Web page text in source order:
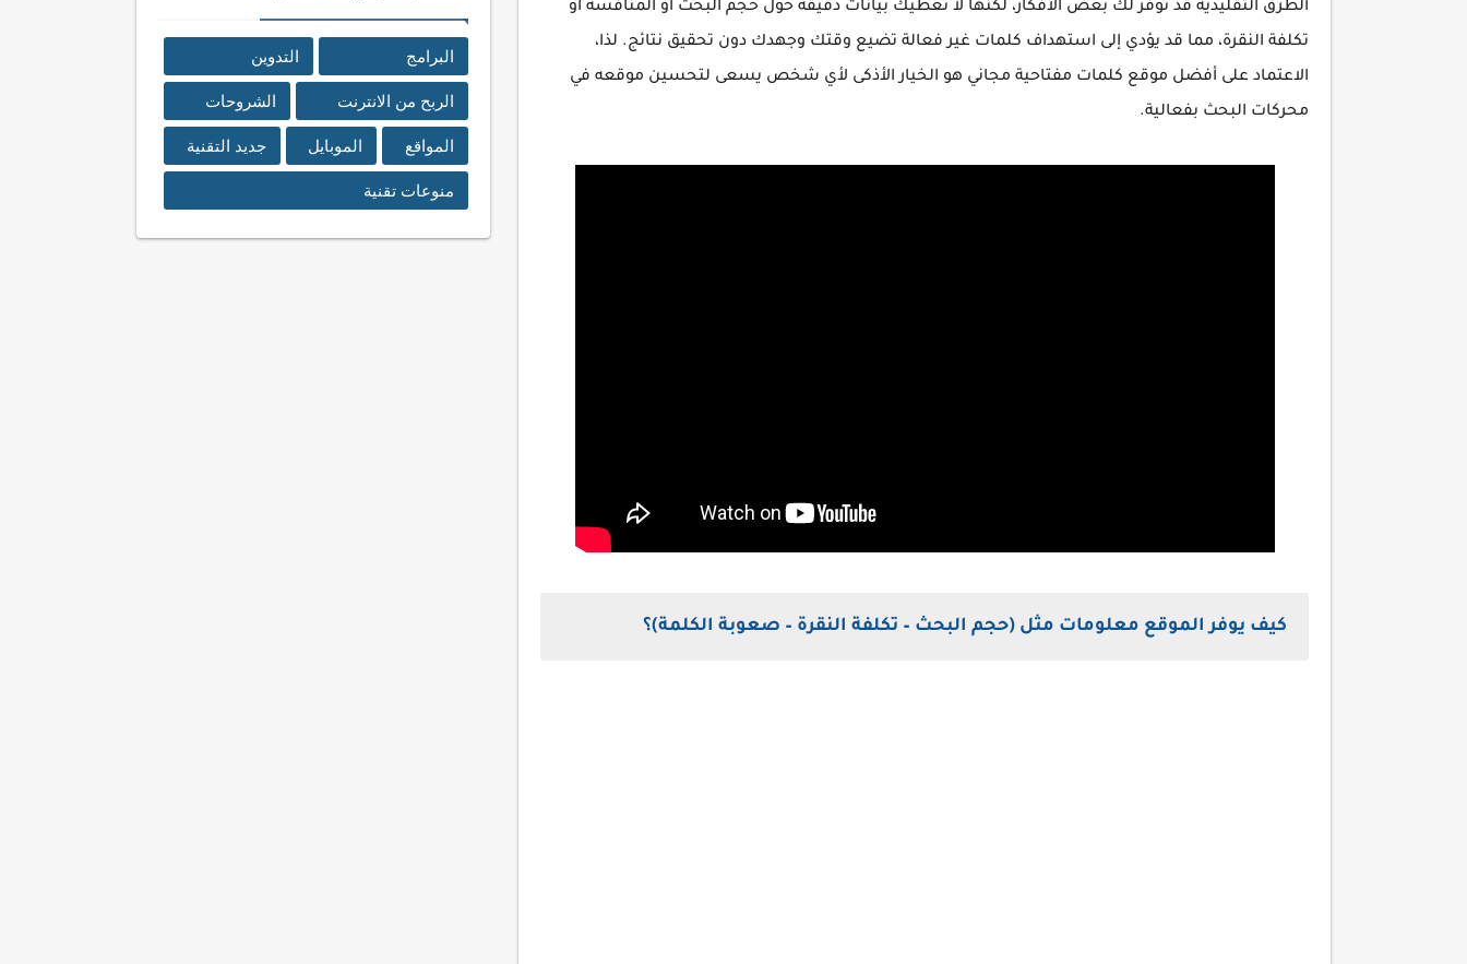
الطرق التقليدية قد توفر لك بعض الأفكار، لكنها لا تعطيك بيانات دقيقة حول حجم البحث أو المنافسة أو
تكلفة النقرة، مما قد يؤدي إلى استهداف كلمات غير فعالة تضيع وقتك وجهدك دون تحقيق نتائج. لذا،
الاعتماد على أفضل موقع كلمات مفتاحية مجاني هو الخيار الأذكى لأي شخص يسعى لتحسين موقعه في
محركات البحث بفعالية.
كيف يوفر الموقع معلومات مثل (حجم البحث – تكلفة النقرة – صعوبة الكلمة)؟
البرامج التدوين
الربح من الانترنت الشروحات
المواقع الموبايل جديد التقنية
منوعات تقنية